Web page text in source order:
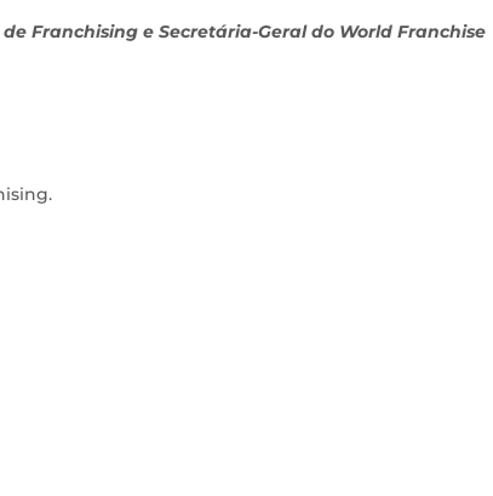
Franchising e Secretária-Geral do World Franchise